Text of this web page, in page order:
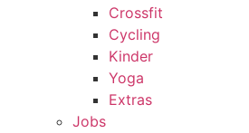
Crossfit
Cycling
Kinder
Yoga
Extras
Jobs